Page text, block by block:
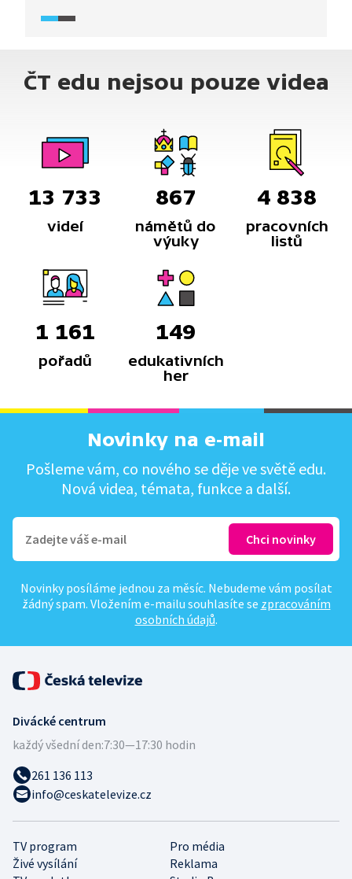
do seznamu kulturního dědictví UNESCO.
Jeden z členů tohoto rodu dokonce předsedal
soudu nad 27 českými pány v roce v 1621.
ČT edu nejsou pouze videa
13 733
videí
867
námětů do
výuky
4 838
pracovních
listů
1 161
pořadů
149
edukativních
her
Novinky na e-mail
Pošleme vám, co nového se děje ve světě edu.
Nová videa, témata, funkce a další.
Novinky posíláme jednou za měsíc. Nebudeme vám posílat
žádný spam. Vložením e-mailu souhlasíte se zpracováním
osobních údajů.